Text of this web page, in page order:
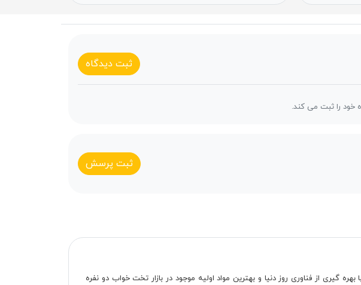
ثبت دیدگاه
خود را ثبت می کند.
ثبت پرسش
از فناوری روز دنیا و بهترین مواد اولیه موجود در بازار تخت خواب دو نفره